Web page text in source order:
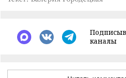
каналы